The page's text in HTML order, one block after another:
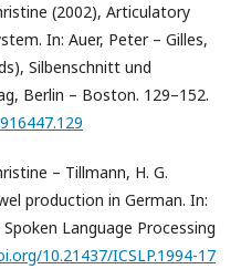
(2002), Articulatory
In: Auer, Peter – Gilles,
Silbenschnitt und
Berlin – Boston. 129–152.
– Tillmann, H. G.
production in German. In:
Language Processing
10.21437/ICSLP.1994-17